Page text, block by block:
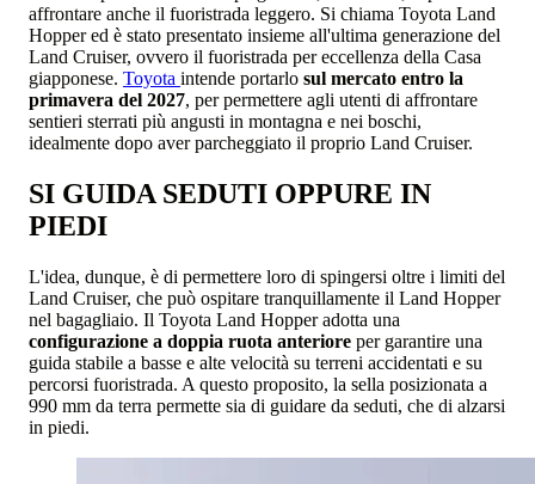
affrontare anche il fuoristrada leggero. Si chiama Toyota Land
Hopper ed è stato presentato insieme all'ultima generazione del
Land Cruiser, ovvero il fuoristrada per eccellenza della Casa
giapponese. Toyota intende portarlo sul mercato entro la
primavera del 2027, per permettere agli utenti di affrontare
sentieri sterrati più angusti in montagna e nei boschi,
idealmente dopo aver parcheggiato il proprio Land Cruiser.
SI GUIDA SEDUTI OPPURE IN
PIEDI
L'idea, dunque, è di permettere loro di spingersi oltre i limiti del
Land Cruiser, che può ospitare tranquillamente il Land Hopper
nel bagagliaio. Il Toyota Land Hopper adotta una
configurazione a doppia ruota anteriore per garantire una
guida stabile a basse e alte velocità su terreni accidentati e su
percorsi fuoristrada. A questo proposito, la sella posizionata a
990 mm da terra permette sia di guidare da seduti, che di alzarsi
in piedi.